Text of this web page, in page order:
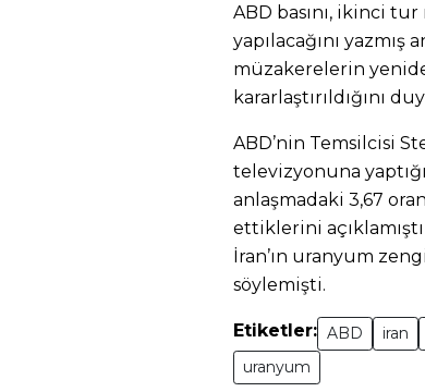
ABD basını, ikinci
yapılacağını
müzakerelerin
kararlaştırıldığını
ABD’nin Temsilcisi
televizyonuna
anlaşmadaki 3,67
ettiklerini
İran’ın uranyum
söylemişti.
Etiketler: ABD iran
uranyum